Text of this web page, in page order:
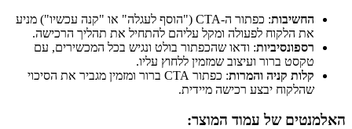
החשיבות
: כפתור ה-CTA ("הוסף לעגלה" או "קנה עכשיו") מניע
את הלקוח לפעולה ומקל עליהם להתחיל את תהליך הרכישה.
רספונסיביות: ודאו שהכפתור בולט ונגיש בכל המכשירים, עם
טקסט ברור ועיצוב שמזמין ללחוץ עליו.
קלות קניה והמרות
: כפתור CTA ברור ומזמין מגביר את הסיכוי
שהלקוח יבצע רכישה מיידית.
האלמנטים של עמוד המוצר: